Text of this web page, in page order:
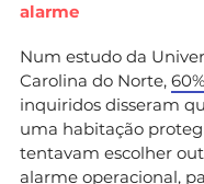
alarme
Num estudo da
Carolina do Norte,
inquiridos disseram
uma habitação
tentavam escolher
alarme operacional,